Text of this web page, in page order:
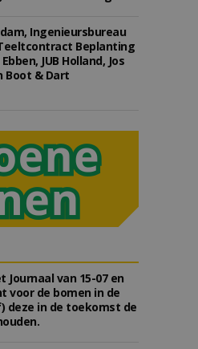
Ingenieursbureau
Beplanting
JUB Holland, Jos
Boot & Dart
Journaal van 15-07 en
voor de bomen in de
deze in de toekomst de